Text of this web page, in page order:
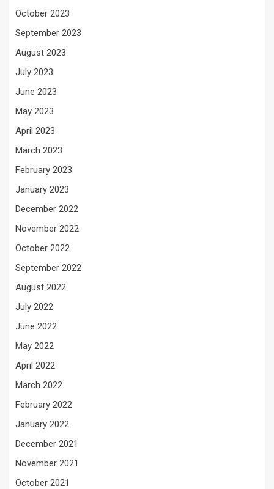
October 2023
September 2023
August 2023
July 2023
June 2023
May 2023
April 2023
March 2023
February 2023
January 2023
December 2022
November 2022
October 2022
September 2022
August 2022
July 2022
June 2022
May 2022
April 2022
March 2022
February 2022
January 2022
December 2021
November 2021
October 2021